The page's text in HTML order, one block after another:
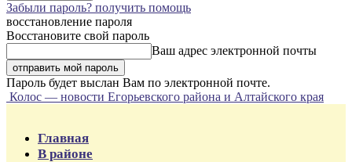
Забыли пароль? получить помощь
восстановление пароля
Восстановите свой пароль
Ваш адрес электронной почты
Пароль будет выслан Вам по электронной почте.
Колос — новости Егорьевского района и Алтайского края
Главная
В районе